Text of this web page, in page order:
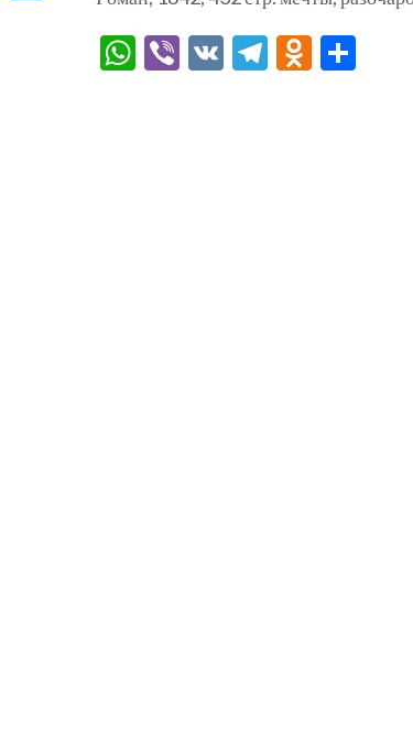
WhatsApp
Viber
VK Telegram